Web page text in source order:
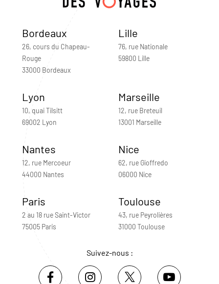
Bordeaux
26, cours du Chapeau-
Rouge
33000 Bordeaux
Lille
76, rue Nationale
59800 Lille
Lyon
10, quai Tilsitt
69002 Lyon
Marseille
12, rue Breteuil
13001 Marseille
Nantes
12, rue Mercoeur
44000 Nantes
Nice
62, rue Gioffredo
06000 Nice
Paris
2 au 18 rue Saint-Victor
75005 Paris
Toulouse
43, rue Peyrolières
31000 Toulouse
Suivez-nous :